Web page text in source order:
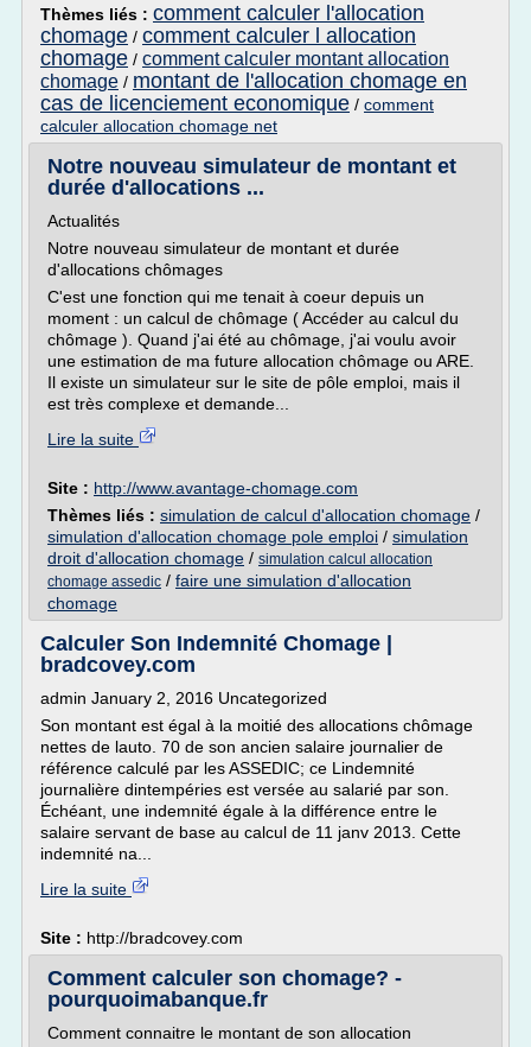
Thèmes liés : comment calculer l'allocation
chomage / comment calculer l allocation
chomage / comment calculer montant allocation
chomage / montant de l'allocation chomage en
cas de licenciement economique / comment
calculer allocation chomage net
Notre nouveau simulateur de montant et
durée d'allocations ...
Actualités
Notre nouveau simulateur de montant et durée
d'allocations chômages
C'est une fonction qui me tenait à coeur depuis un
moment : un calcul de chômage ( Accéder au calcul du
chômage ). Quand j'ai été au chômage, j'ai voulu avoir
une estimation de ma future allocation chômage ou ARE.
Il existe un simulateur sur le site de pôle emploi, mais il
est très complexe et demande...
Lire la suite
Site : http://www.avantage-chomage.com
Thèmes liés : simulation de calcul d'allocation chomage /
simulation d'allocation chomage pole emploi / simulation
droit d'allocation chomage / simulation calcul allocation
chomage assedic / faire une simulation d'allocation
chomage
Calculer Son Indemnité Chomage |
bradcovey.com
admin January 2, 2016 Uncategorized
Son montant est égal à la moitié des allocations chômage
nettes de lauto. 70 de son ancien salaire journalier de
référence calculé par les ASSEDIC; ce Lindemnité
journalière dintempéries est versée au salarié par son.
Échéant, une indemnité égale à la différence entre le
salaire servant de base au calcul de 11 janv 2013. Cette
indemnité na...
Lire la suite
Site : http://bradcovey.com
Comment calculer son chomage? -
pourquoimabanque.fr
Comment connaitre le montant de son allocation